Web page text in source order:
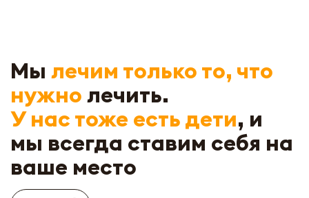
Мы лечим только то, что
нужнолечить.
У нас тоже есть дети, и
мы всегда ставим себя на
ваше место